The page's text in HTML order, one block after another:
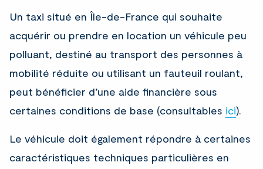
Un taxi situé en Île-de-France qui souhaite
acquérir ou prendre en location un véhicule peu
polluant, destiné au transport des personnes à
mobilité réduite ou utilisant un fauteuil roulant,
peut bénéficier d’une aide financière sous
certaines conditions de base (consultables ici).
Le véhicule doit également répondre à certaines
caractéristiques techniques particulières en